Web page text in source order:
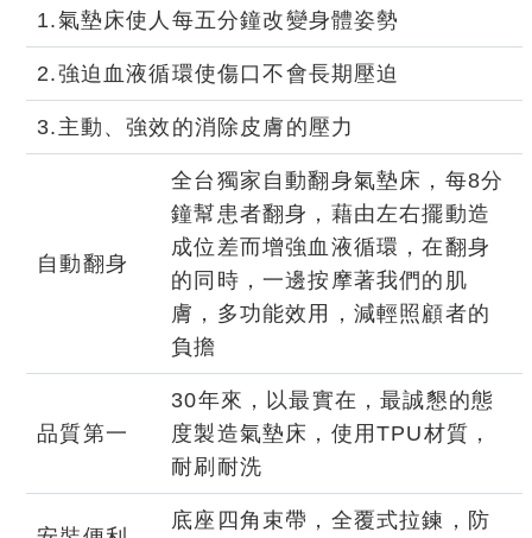
1.氣墊床使人每五分鐘改變身體姿勢
2.強迫血液循環使傷口不會長期壓迫
3.主動、強效的消除皮膚的壓力
自動翻身
全台獨家自動翻身氣墊床，每8分
鐘幫患者翻身，藉由左右擺動造
成位差而增強血液循環，在翻身
的同時，一邊按摩著我們的肌
膚，多功能效用，減輕照顧者的
負擔
品質第一
30年來，以最實在，最誠懇的態
度製造氣墊床，使用TPU材質，
耐刷耐洗
底座四角束帶，全覆式拉鍊，防